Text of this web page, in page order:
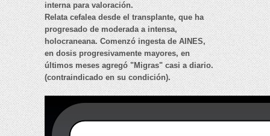
interna para valoración.
Relata cefalea desde el transplante, que ha
progresado de moderada a intensa,
holocraneana. Comenzó ingesta de AINES,
en dosis progresivamente mayores, en
últimos meses agregó "Migras" casi a diario.
(contraindicado en su condición).